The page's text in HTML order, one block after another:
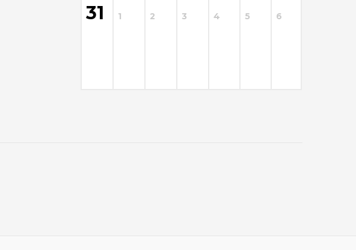
31 1 2 3 4 5 6